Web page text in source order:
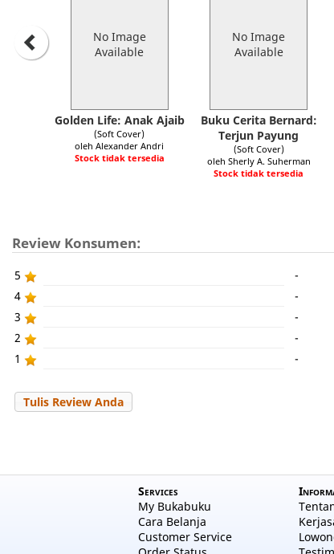
No Image
Available
Golden Life: Anak Ajaib
(Soft Cover)
oleh Alexander Andri
Stock tidak tersedia
No Image
Available
Buku Cerita Bernard:
Terjun Payung
(Soft Cover)
oleh Sherly A. Suherman
Stock tidak tersedia
Review Konsumen:
5
-
4
-
3
-
2
-
1
-
Tulis Review Anda
Services
My Bukabuku
Cara Belanja
Customer Service